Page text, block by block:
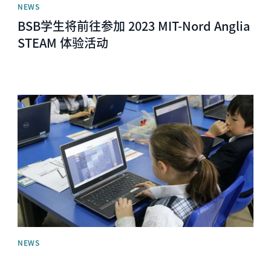
NEWS
BSB学生将前往参加 2023 MIT-Nord Anglia
STEAM 体验活动
News image
NEWS